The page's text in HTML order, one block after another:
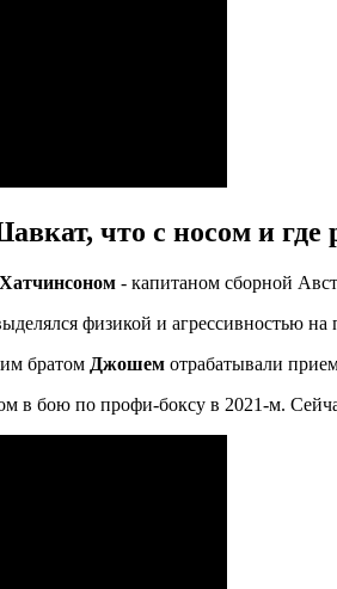
что с носом и где
- капитаном сборной
физикой и агрессивностью на
братом Джошем отрабатывали
в бою по профи-боксу в 2021-м.